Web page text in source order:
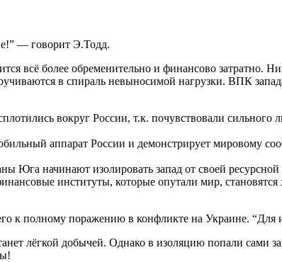
— говорит Э.Тодд.
всё более обременительно и финансово затратно.
в спираль невыносимой нагрузки. ВПК
вокруг России, т.к. почувствовали
аппарат России и демонстрирует мировому
Юга начинают изолировать запад от своей
институты, которые опутали мир,
к полному поражению в конфликте на Украине.
лёгкой добычей. Однако в изоляцию попали сами